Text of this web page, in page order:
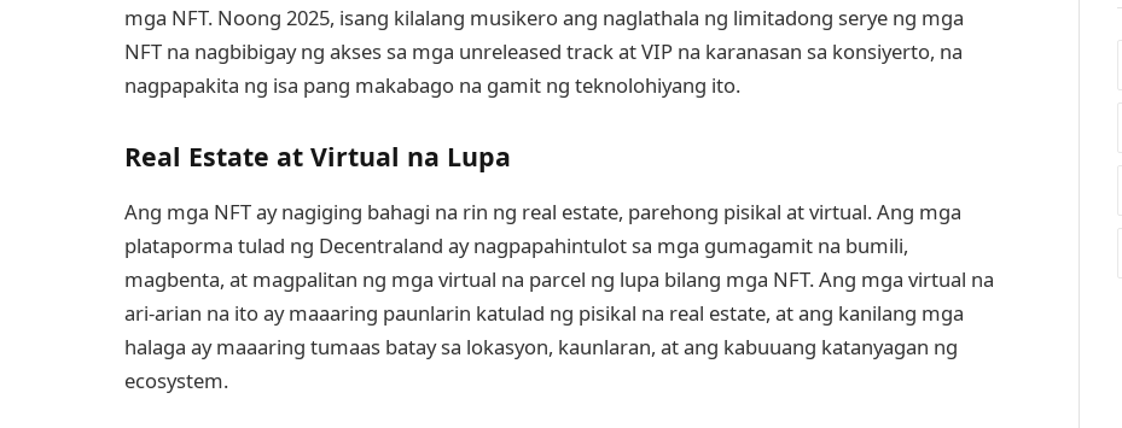
mga NFT. Noong 2025, isang kilalang musikero ang naglathala ng limitadong serye ng mga
NFT na nagbibigay ng akses sa mga unreleased track at VIP na karanasan sa konsiyerto, na
nagpapakita ng isa pang makabago na gamit ng teknolohiyang ito.
Real Estate at Virtual na Lupa
Ang mga NFT ay nagiging bahagi na rin ng real estate, parehong pisikal at virtual. Ang mga
plataporma tulad ng Decentraland ay nagpapahintulot sa mga gumagamit na bumili,
magbenta, at magpalitan ng mga virtual na parcel ng lupa bilang mga NFT. Ang mga virtual na
ari-arian na ito ay maaaring paunlarin katulad ng pisikal na real estate, at ang kanilang mga
halaga ay maaaring tumaas batay sa lokasyon, kaunlaran, at ang kabuuang katanyagan ng
ecosystem.